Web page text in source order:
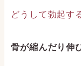
どうして勃起す
骨が縮んだり伸